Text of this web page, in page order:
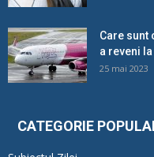
Care sunt
a reveni
25 mai 2023
CATEGORIE